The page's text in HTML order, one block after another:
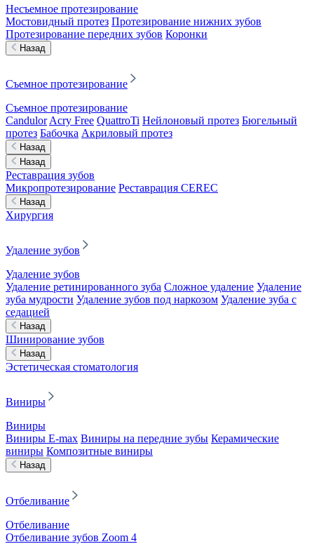
Несъемное протезирование
Мостовидный протез Протезирование нижних зубов
Протезирование передних зубов Коронки
Назад
Съемное протезирование
Съемное протезирование
Candulor Acry Free QuattroTi Нейлоновый протез Бюгельный
протез Бабочка Акриловый протез
Назад
Назад
Реставрация зубов
Микропротезирование Реставрация CEREC
Назад
Хирургия
Удаление зубов
Удаление зубов
Удаление ретинированного зуба Сложное удаление Удаление
зуба мудрости Удаление зубов под наркозом Удаление зуба с
седацией
Назад
Шинирование зубов
Назад
Эстетическая стоматология
Виниры
Виниры
Виниры E-max Виниры на передние зубы Керамические
виниры Композитные виниры
Назад
Отбеливание
Отбеливание
Отбеливание зубов Zoom 4